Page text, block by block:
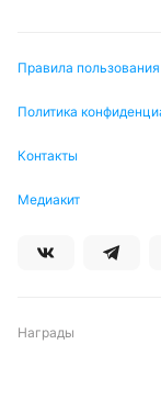
Правила
Политика
Контакты
Медиакит
Награды